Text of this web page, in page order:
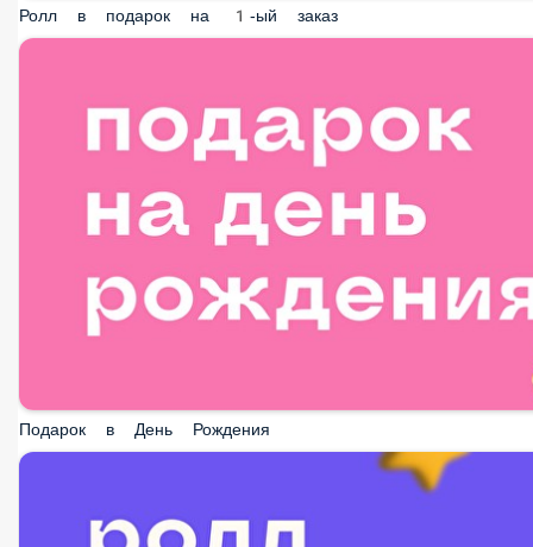
Ролл в подарок на 1-ый заказ
Подарок в День Рождения